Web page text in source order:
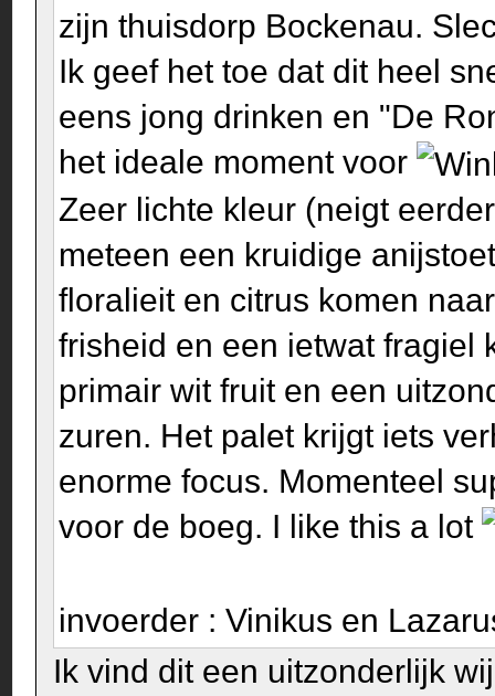
zijn thuisdorp Bockenau.
Ik geef het toe dat dit heel
eens jong drinken en "De
het ideale moment voor
Zeer lichte kleur (neigt
meteen een kruidige
floralieit en citrus komen
frisheid en een ietwat fragiel
primair wit fruit en een
zuren. Het palet krijgt iets
enorme focus. Momenteel
voor de boeg. I like this a lot
invoerder : Vinikus en
Ik vind dit een uitzonderlijk